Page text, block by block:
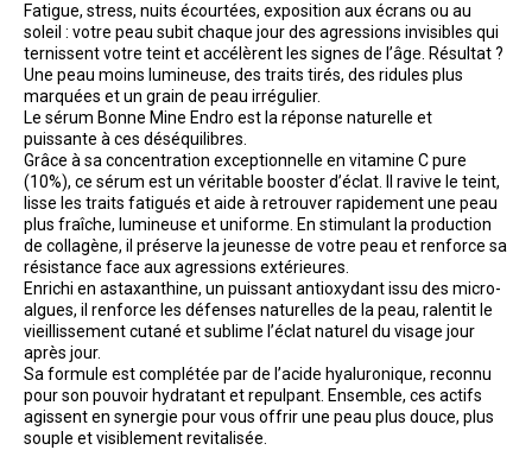
Fatigue, stress, nuits écourtées, exposition aux écrans ou au
soleil : votre peau subit chaque jour des agressions invisibles qui
ternissent votre teint et accélèrent les signes de l’âge. Résultat ?
Une peau moins lumineuse, des traits tirés, des ridules plus
marquées et un grain de peau irrégulier.
Le sérum Bonne Mine Endro est la réponse naturelle et
puissante à ces déséquilibres.
Grâce à sa concentration exceptionnelle en vitamine C pure
(10%), ce sérum est un véritable booster d’éclat. Il ravive le teint,
lisse les traits fatigués et aide à retrouver rapidement une peau
plus fraîche, lumineuse et uniforme. En stimulant la production
de collagène, il préserve la jeunesse de votre peau et renforce sa
résistance face aux agressions extérieures.
Enrichi en astaxanthine, un puissant antioxydant issu des micro-
algues, il renforce les défenses naturelles de la peau, ralentit le
vieillissement cutané et sublime l’éclat naturel du visage jour
après jour.
Sa formule est complétée par de l’acide hyaluronique, reconnu
pour son pouvoir hydratant et repulpant. Ensemble, ces actifs
agissent en synergie pour vous offrir une peau plus douce, plus
souple et visiblement revitalisée.